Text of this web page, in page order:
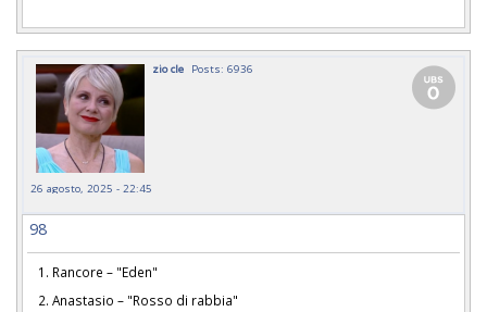
zio cle Posts: 6936
26 agosto, 2025 - 22:45
98
1. Rancore – "Eden"
2. Anastasio – "Rosso di rabbia"